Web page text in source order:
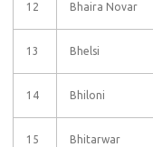
12 Bhaira Novar
13 Bhelsi
14 Bhiloni
15 Bhitarwar